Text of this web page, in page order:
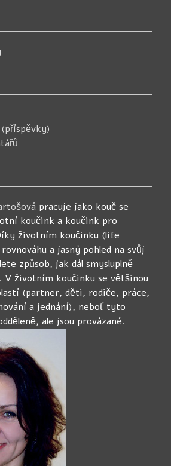
pracuje jako kouč se
koučink a koučink pro
životním koučinku (life
a jasný pohled na svůj
způsob, jak dál smysluplně
životním koučinku se většinou
(partner, děti, rodiče, práce,
a jednání), neboť tyto
ale jsou provázané.